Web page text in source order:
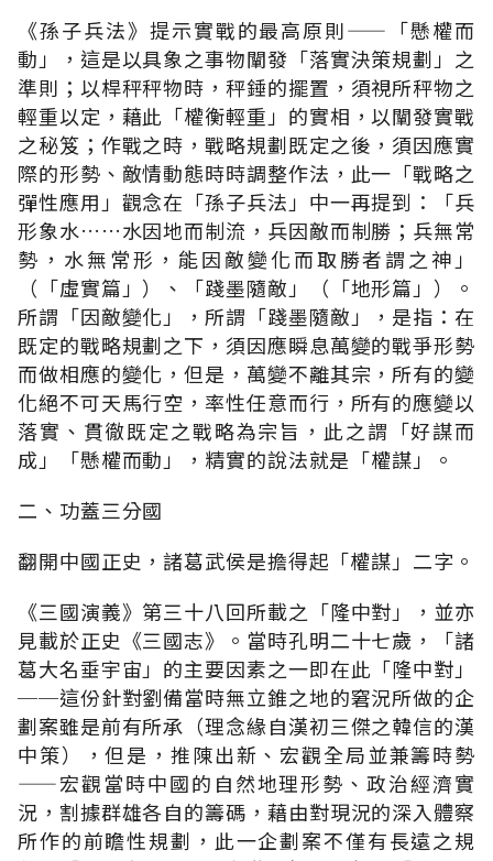
《孫子兵法》提示實戰的最高原則——「懸權而
動」，這是以具象之事物闡發「落實決策規劃」之
準則；以桿秤秤物時，秤錘的擺置，須視所秤物之
輕重以定，藉此「權衡輕重」的實相，以闡發實戰
之秘笈；作戰之時，戰略規劃既定之後，須因應實
際的形勢、敵情動態時時調整作法，此一「戰略之
彈性應用」觀念在「孫子兵法」中一再提到：「兵
形象水……水因地而制流，兵因敵而制勝；兵無常
勢，水無常形，能因敵變化而取勝者謂之神」
（「虛實篇」）、「踐墨隨敵」（「地形篇」）。
所謂「因敵變化」，所謂「踐墨隨敵」，是指：在
既定的戰略規劃之下，須因應瞬息萬變的戰爭形勢
而做相應的變化，但是，萬變不離其宗，所有的變
化絕不可天馬行空，率性任意而行，所有的應變以
落實、貫徹既定之戰略為宗旨，此之謂「好謀而
成」「懸權而動」，精實的說法就是「權謀」。
二、功蓋三分國
翻開中國正史，諸葛武侯是擔得起「權謀」二字。
《三國演義》第三十八回所載之「隆中對」，並亦
見載於正史《三國志》。當時孔明二十七歲，「諸
葛大名垂宇宙」的主要因素之一即在此「隆中對」
──這份針對劉備當時無立錐之地的窘況所做的企
劃案雖是前有所承（理念緣自漢初三傑之韓信的漢
中策），但是，推陳出新、宏觀全局並兼籌時勢
——宏觀當時中國的自然地理形勢、政治經濟實
況，割據群雄各自的籌碼，藉由對現況的深入體察
所作的前瞻性規劃，此一企劃案不僅有長遠之規